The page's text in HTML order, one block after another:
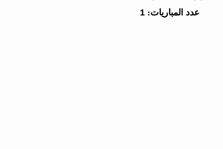
عدد المباريات:1